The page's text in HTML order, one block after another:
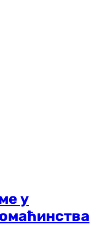
у